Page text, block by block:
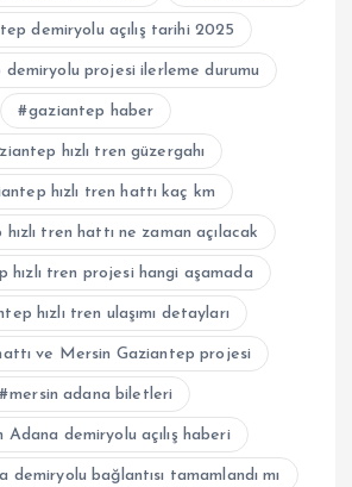
demiryolu açılış tarihi 2025
demiryolu projesi ilerleme durumu
gaziantep haber
hızlı tren güzergahı
hızlı tren hattı kaç km
tren hattı ne zaman açılacak
hızlı tren projesi hangi aşamada
hızlı tren ulaşımı detayları
ve Mersin Gaziantep projesi
mersin adana biletleri
Adana demiryolu açılış haberi
demiryolu bağlantısı tamamlandı mı